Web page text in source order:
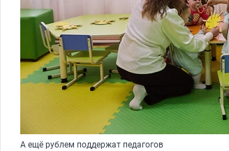
А ещё рублем поддержат педагогов